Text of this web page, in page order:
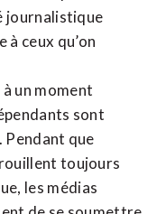
journalistique
ceux qu’on
un moment
sont
que
toujours
les médias